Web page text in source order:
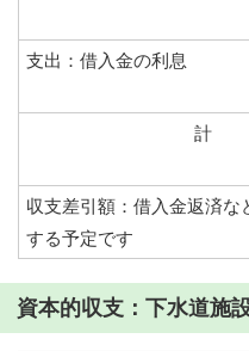
支出：借入金の利息
計
収支差引額：借入金返済な
する予定です
資本的収支：下水道施